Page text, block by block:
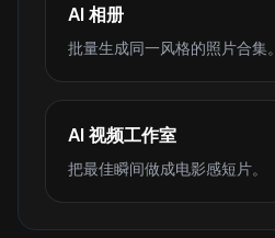
AI 相册
批量生成同一风格的照片合集。
AI 视频工作室
把最佳瞬间做成电影感短片。